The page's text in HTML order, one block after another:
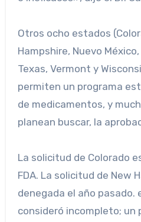
Otros ocho estados
Hampshire, Nuevo
Texas, Vermont y
permiten un programa
de medicamentos, y
planean buscar, la
La solicitud de Colorado
FDA. La solicitud de New
denegada el año pasado.
consideró incompleto; un